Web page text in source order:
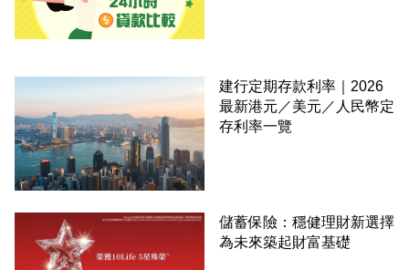
建行定期存款利率｜2026
最新港元／美元／人民幣定
存利率一覽
儲蓄保險：穩健理財新選擇
為未來築起財富基礎